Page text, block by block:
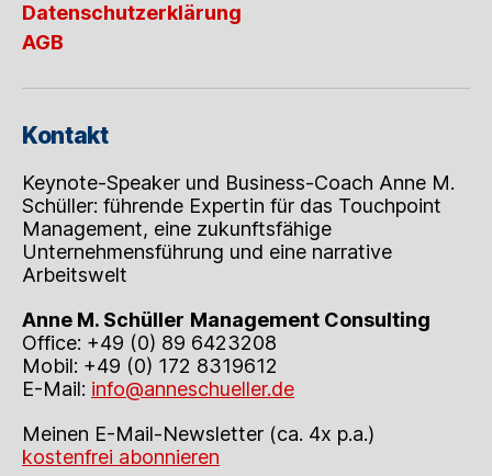
Datenschutzerklärung
AGB
Kontakt
Keynote-Speaker und Business-Coach Anne M.
Schüller: führende Expertin für das Touchpoint
Management, eine zukunftsfähige
Unternehmensführung und eine narrative
Arbeitswelt
Anne M. Schüller Management Consulting
Office: +49 (0) 89 6423208
Mobil: +49 (0) 172 8319612
E-Mail: info@anneschueller.de
Meinen E-Mail-Newsletter (ca. 4x p.a.)
kostenfrei abonnieren